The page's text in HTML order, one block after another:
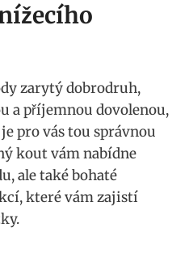
zarytý dobrodruh,
a příjemnou dovolenou,
pro vás tou správnou
kout vám nabídne
ale také bohaté
které vám zajistí